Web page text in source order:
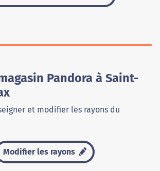
Pandora à Saint-
et modifier les rayons du
Modifier les rayons